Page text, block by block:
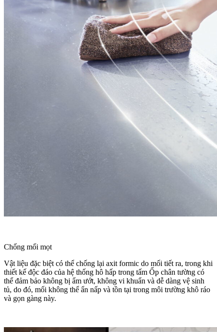
Chống mối mọt
Vật liệu đặc biệt có thể chống lại axit formic do mối tiết ra, trong khi
thiết kế độc đáo của hệ thống hô hấp trong tấm Ốp chân tường có
thể đảm bảo không bị ẩm ướt, không vi khuẩn và dễ dàng vệ sinh
tủ, do đó, mối không thể ẩn nấp và tồn tại trong môi trường khô ráo
và gọn gàng này.